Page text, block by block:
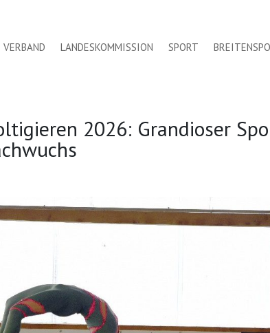
VERBAND LANDESKOMMISSION SPORT
2026: Grandioser